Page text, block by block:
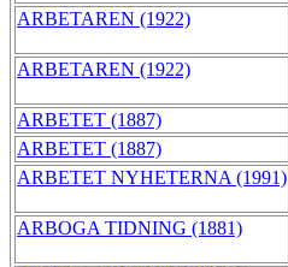
ARBETAREN (1922)
ARBETAREN (1922)
ARBETET (1887)
ARBETET (1887)
ARBETET NYHETERNA (1991)
ARBOGA TIDNING (1881)